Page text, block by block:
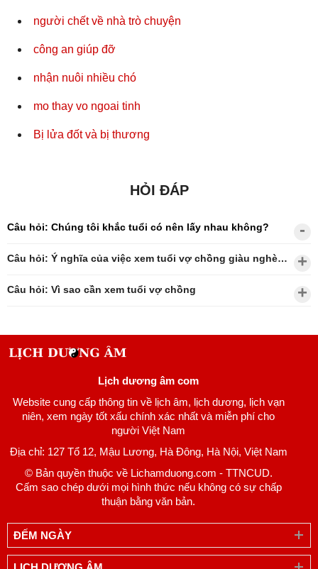
người chết về nhà trò chuyện
công an giúp đỡ
nhận nuôi nhiều chó
mo thay vo ngoai tinh
Bị lửa đốt và bị thương
HỎI ĐÁP
Câu hỏi: Chúng tôi khắc tuổi có nên lấy nhau không?
Câu hỏi: Ý nghĩa của việc xem tuổi vợ chồng giàu nghèo?
Câu hỏi: Vì sao cần xem tuổi vợ chồng
Lịch dương âm com
Website cung cấp thông tin về lịch âm, lịch dương, lịch vạn
niên, xem ngày tốt xấu chính xác nhất và miễn phí cho
người Việt Nam
Địa chỉ: 127 Tổ 12, Mậu Lương, Hà Đông, Hà Nội, Việt Nam
© Bản quyền thuộc về Lichamduong.com - TTNCUD.
Cấm sao chép dưới mọi hình thức nếu không có sự chấp
thuận bằng văn bản.
ĐẾM NGÀY